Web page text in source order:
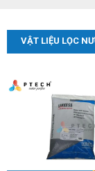
VẬT LIỆU LỌC